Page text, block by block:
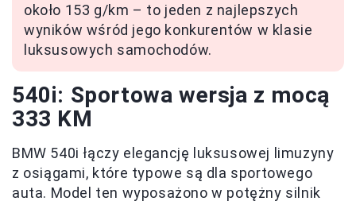
około 153 g/km – to jeden z najlepszych
wyników wśród jego konkurentów w klasie
luksusowych samochodów.
540i: Sportowa wersja z mocą
333 KM
BMW 540i łączy elegancję luksusowej limuzyny
z osiągami, które typowe są dla sportowego
auta. Model ten wyposażono w potężny silnik